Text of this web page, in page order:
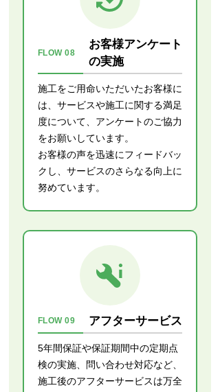
FLOW 08
お客様アンケート
の実施
施工をご用命いただいたお客様に
は、サービスや施工に関する満足
度について、アンケートのご協力
をお願いしています。
お客様の声を迅速にフィードバッ
クし、サービスのさらなる向上に
努めています。
FLOW 09 アフターサービス
5年間保証や保証期間中の定期点
検の実施、問い合わせ対応など、
施工後のアフターサービスは万全